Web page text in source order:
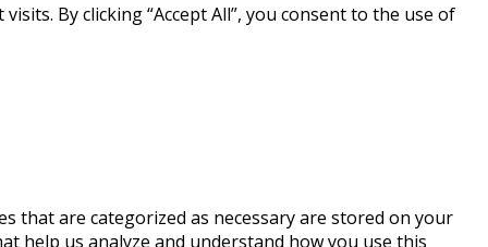
By clicking “Accept All”, you consent to the use of
that are categorized as necessary are stored on your
help us analyze and understand how you use this